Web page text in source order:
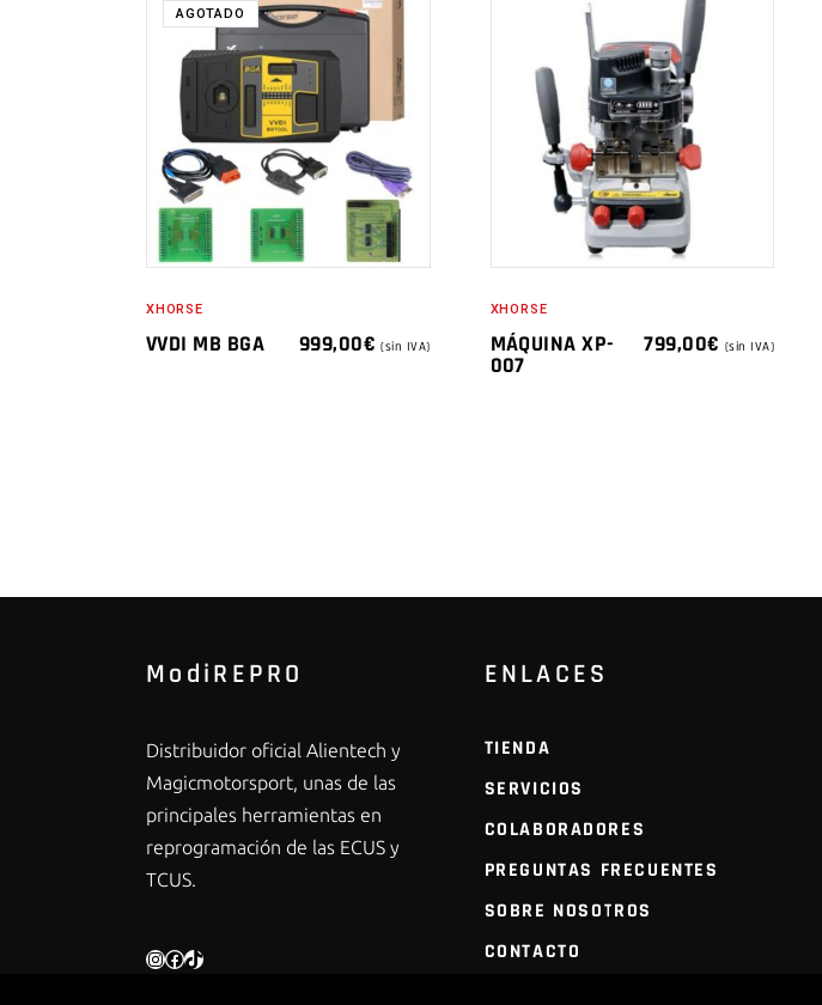
AGOTADO
XHORSE
VVDI MB BGA 999,00€ (sin IVA)
XHORSE
MÁQUINA XP-
007
799,00€ (sin IVA)
ModiREPRO
Distribuidor oficial Alientech y
Magicmotorsport, unas de las
principales herramientas en
reprogramación de las ECUS y
TCUS.
INSTAGRAM
FACEBOOK
TIKTOK
ENLACES
TIENDA
SERVICIOS
COLABORADORES
PREGUNTAS FRECUENTES
SOBRE NOSOTROS
CONTACTO